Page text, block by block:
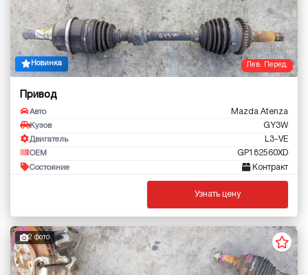
Лев. Перед.
Новинка
Привод
Авто Mazda Atenza
Кузов GY3W
Двигатель L3-VE
OEM GP182560XD
Состояние Контракт
Узнать цену
2 фото